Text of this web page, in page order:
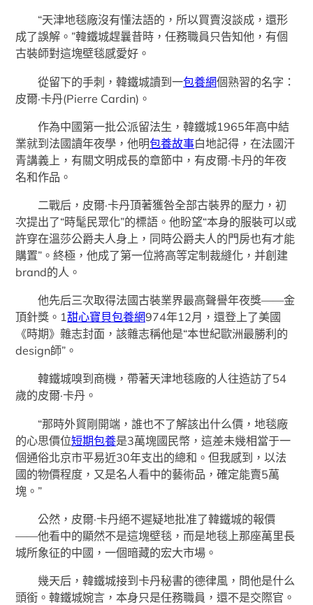
“天津地毯廠沒有懂法語的，所以買賣沒談成，還形
成了誤解。”韓鐵城趕曩昔時，任務職員只告知他，有個
古裝師對這塊壁毯感愛好。
從留下的手刺，韓鐵城讀到一包養網個熟習的名字：
皮爾·卡丹(Pierre Cardin)。
作為中國第一批公派留法生，韓鐵城1965年高中結
業就到法國讀年夜學，他明包養故事白地記得，在法國汗
青講義上，有關文明成長的章節中，有皮爾·卡丹的年夜
名和作品。
二戰后，皮爾·卡丹頂著獲咎全部古裝界的壓力，初
次提出了“時髦民眾化”的標語。他盼望“本身的服裝可以或
許穿在溫莎公爵夫人身上，同時公爵夫人的門房也有才能
購置”。終極，他成了第一位將高等定制裁縫化，并創建
brand的人。
他先后三次取得法國古裝業界最高聲譽年夜獎——金
頂針獎。1甜心寶貝包養網974年12月，還登上了美國
《時期》雜志封面，該雜志稱他是“本世紀歐洲最勝利的
design師”。
韓鐵城嗅到商機，帶著天津地毯廠的人往造訪了54
歲的皮爾·卡丹。
“那時外貿剛開端，誰也不了解該出什么價，地毯廠
的心思價位短期包養是3萬塊國民幣，這差未幾相當于一
個通俗北京市平易近30年支出的總和。但我感到，以法
國的物價程度，又是名人看中的藝術品，確定能賣5萬
塊。”
公然，皮爾·卡丹絕不遲疑地批准了韓鐵城的報價
——他看中的顯然不是這塊壁毯，而是地毯上那座萬里長
城所象征的中國，一個暗藏的宏大市場。
幾天后，韓鐵城接到卡丹秘書的德律風，問他是什么
頭銜。韓鐵城婉言，本身只是任務職員，還不是交際官。